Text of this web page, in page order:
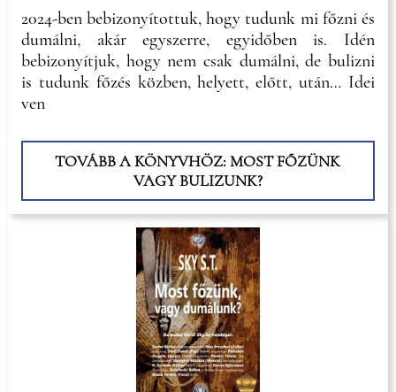
2024-ben bebizonyítottuk, hogy tudunk mi főzni és
dumálni, akár egyszerre, egyidőben is. Idén
bebizonyítjuk, hogy nem csak dumálni, de bulizni
is tudunk főzés közben, helyett, előtt, után… Idei
ven
TOVÁBB A KÖNYVHÖZ: MOST FŐZÜNK
VAGY BULIZUNK?